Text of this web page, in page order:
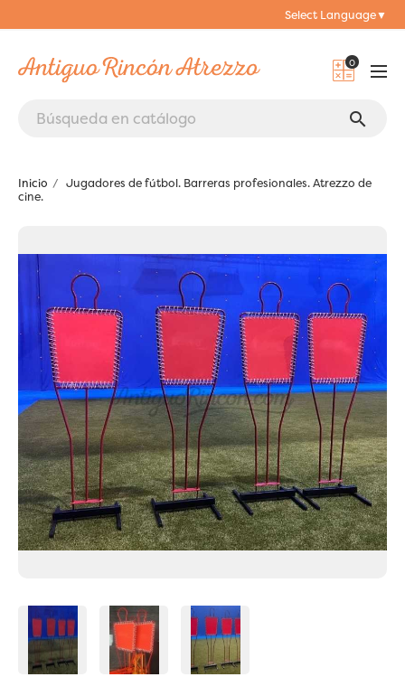
Select Language▼
0
search
Inicio
Jugadores de fútbol. Barreras profesionales. Atrezzo de
cine.